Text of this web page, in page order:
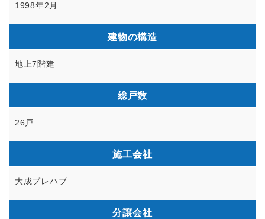
1998年2月
建物の構造
地上7階建
総戸数
26戸
施工会社
大成プレハブ
分譲会社